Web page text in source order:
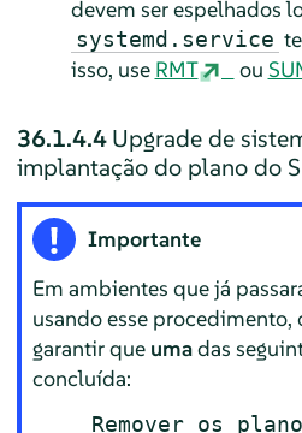
devem ser espelhados
systemd.service
isso, use RMT ou
36.1.4.4Upgrade de
implantação do plano do
Importante
Em ambientes que já
usando esse procedimento,
garantir que umadas
concluída:
Remover os